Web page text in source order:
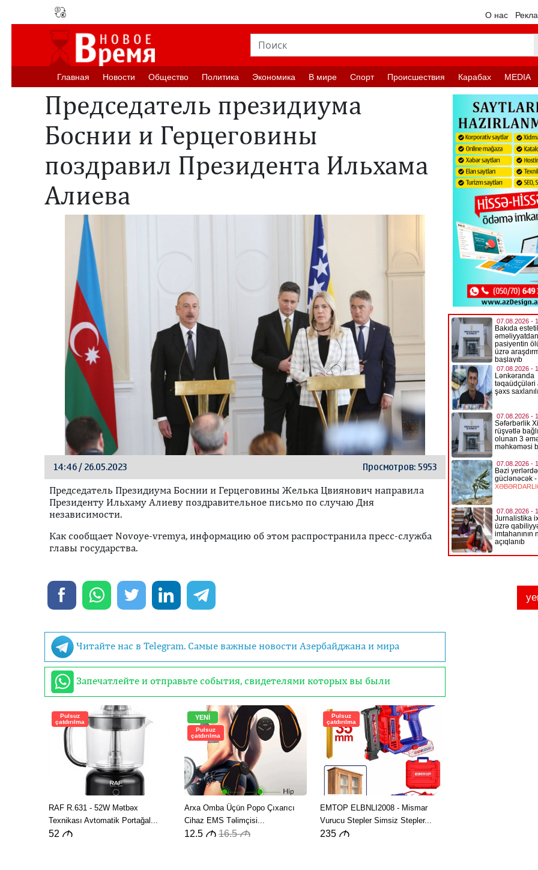
О нас
Главная Новости Oбщество Политика Экономика В мире Спорт Происшествия Карабах MEDIA
Председатель президиума
Боснии и Герцеговины
поздравил Президента Ильхама
Алиева
14:46 / 26.05.2023 Просмотров: 5953
Председатель Президиума Боснии и Герцеговины Желька Цвиянович направила
Президенту Ильхаму Алиеву поздравительное письмо по случаю Дня
независимости.
Как сообщает Novoye-vremya, информацию об этом распространила пресс-служба
главы государства.
Читайте нас в Telegram. Самые важные новости Азербайджана и мира
Запечатлейте и отправьте события, свидетелями которых вы были